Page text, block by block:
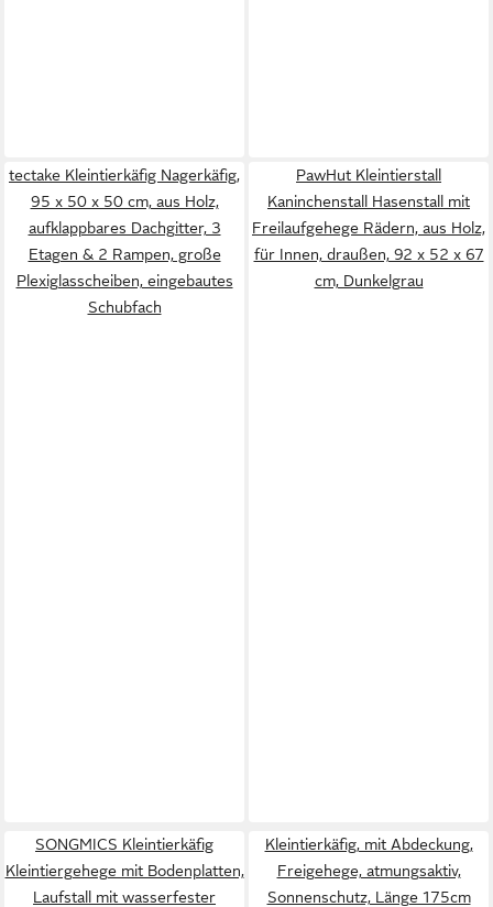
tectake Kleintierkäfig Nagerkäfig,
95 x 50 x 50 cm, aus Holz,
aufklappbares Dachgitter, 3
Etagen & 2 Rampen, große
Plexiglasscheiben, eingebautes
Schubfach
PawHut Kleintierstall
Kaninchenstall Hasenstall mit
Freilaufgehege Rädern, aus Holz,
für Innen, draußen, 92 x 52 x 67
cm, Dunkelgrau
SONGMICS Kleintierkäfig
Kleintiergehege mit Bodenplatten,
Laufstall mit wasserfester
Kleintierkäfig, mit Abdeckung,
Freigehege, atmungsaktiv,
Sonnenschutz, Länge 175cm